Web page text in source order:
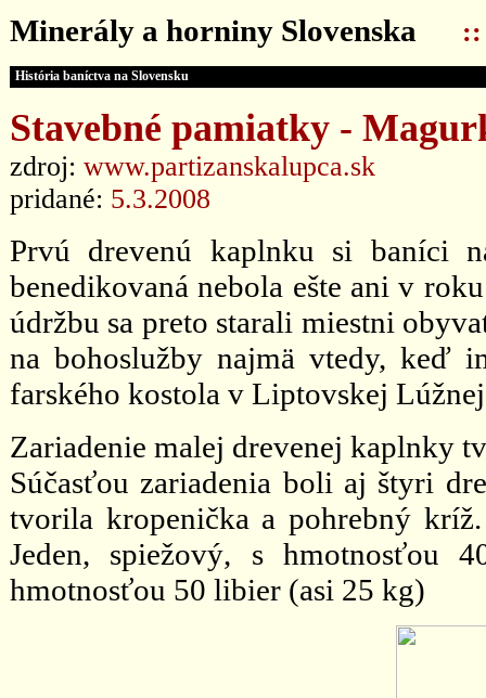
Minerály a horniny Slovenska ::
História baníctva na Slovensku
Stavebné pamiatky -
zdroj: www.partizanskalupca.sk
pridané: 5.3.2008
Prvú drevenú kaplnku si baníci
benedikovaná nebola ešte ani v
údržbu sa preto starali miestni
na bohoslužby najmä vtedy, keď
farského kostola v Liptovskej
Zariadenie malej drevenej kaplnky
Súčasťou zariadenia boli aj štyri
tvorila kropenička a pohrebný
Jeden, spiežový, s
hmotnosťou 50 libier (asi 25 kg)